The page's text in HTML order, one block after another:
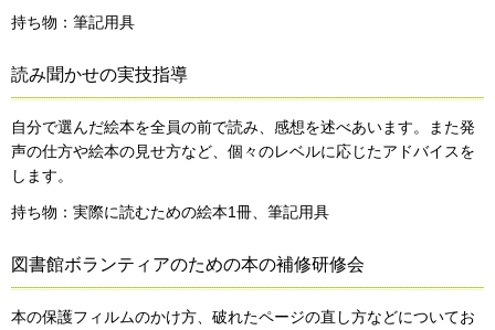
持ち物：筆記用具
読み聞かせの実技指導
自分で選んだ絵本を全員の前で読み、感想を述べあいます。また発
声の仕方や絵本の見せ方など、個々のレベルに応じたアドバイスを
します。
持ち物：実際に読むための絵本1冊、筆記用具
図書館ボランティアのための本の補修研修会
本の保護フィルムのかけ方、破れたページの直し方などについてお